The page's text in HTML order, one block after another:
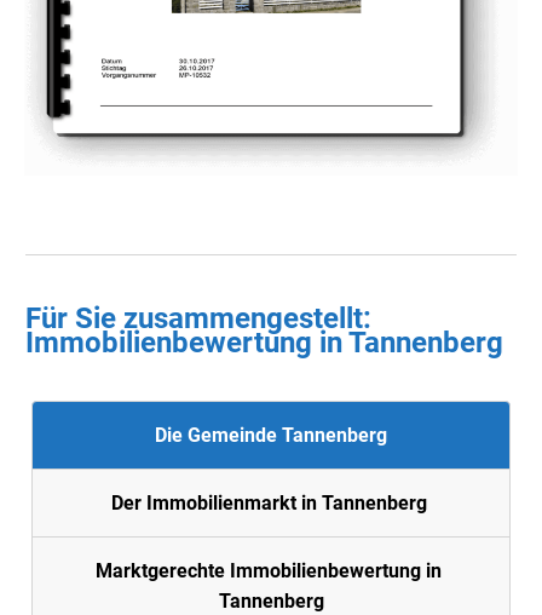
Für Sie zusammengestellt :
Immobilienbewertung inTannenberg
Die Gemeinde Tannenberg
Der Immobilienmarkt in Tannenberg
Marktgerechte Immobilienbewertung in
Tannenberg